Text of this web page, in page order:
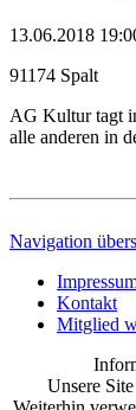
13.06.2018
91174 Spalt
AG Kultur tagt
alle anderen in
Navigation
Kontakt
Mitglied
Unsere